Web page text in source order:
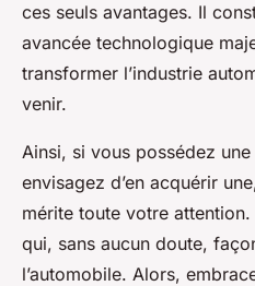
ces seuls avantages. Il
avancée technologique
transformer l’industrie
venir.
Ainsi, si vous possédez
envisagez d’en acquérir
mérite toute votre attention.
qui, sans aucun doute,
l’automobile. Alors,